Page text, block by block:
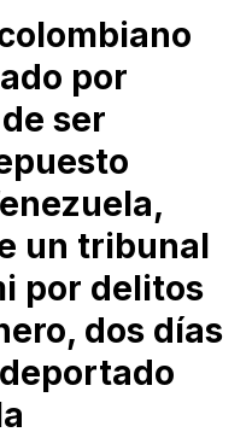
por
ser
un tribunal
por delitos
dos días